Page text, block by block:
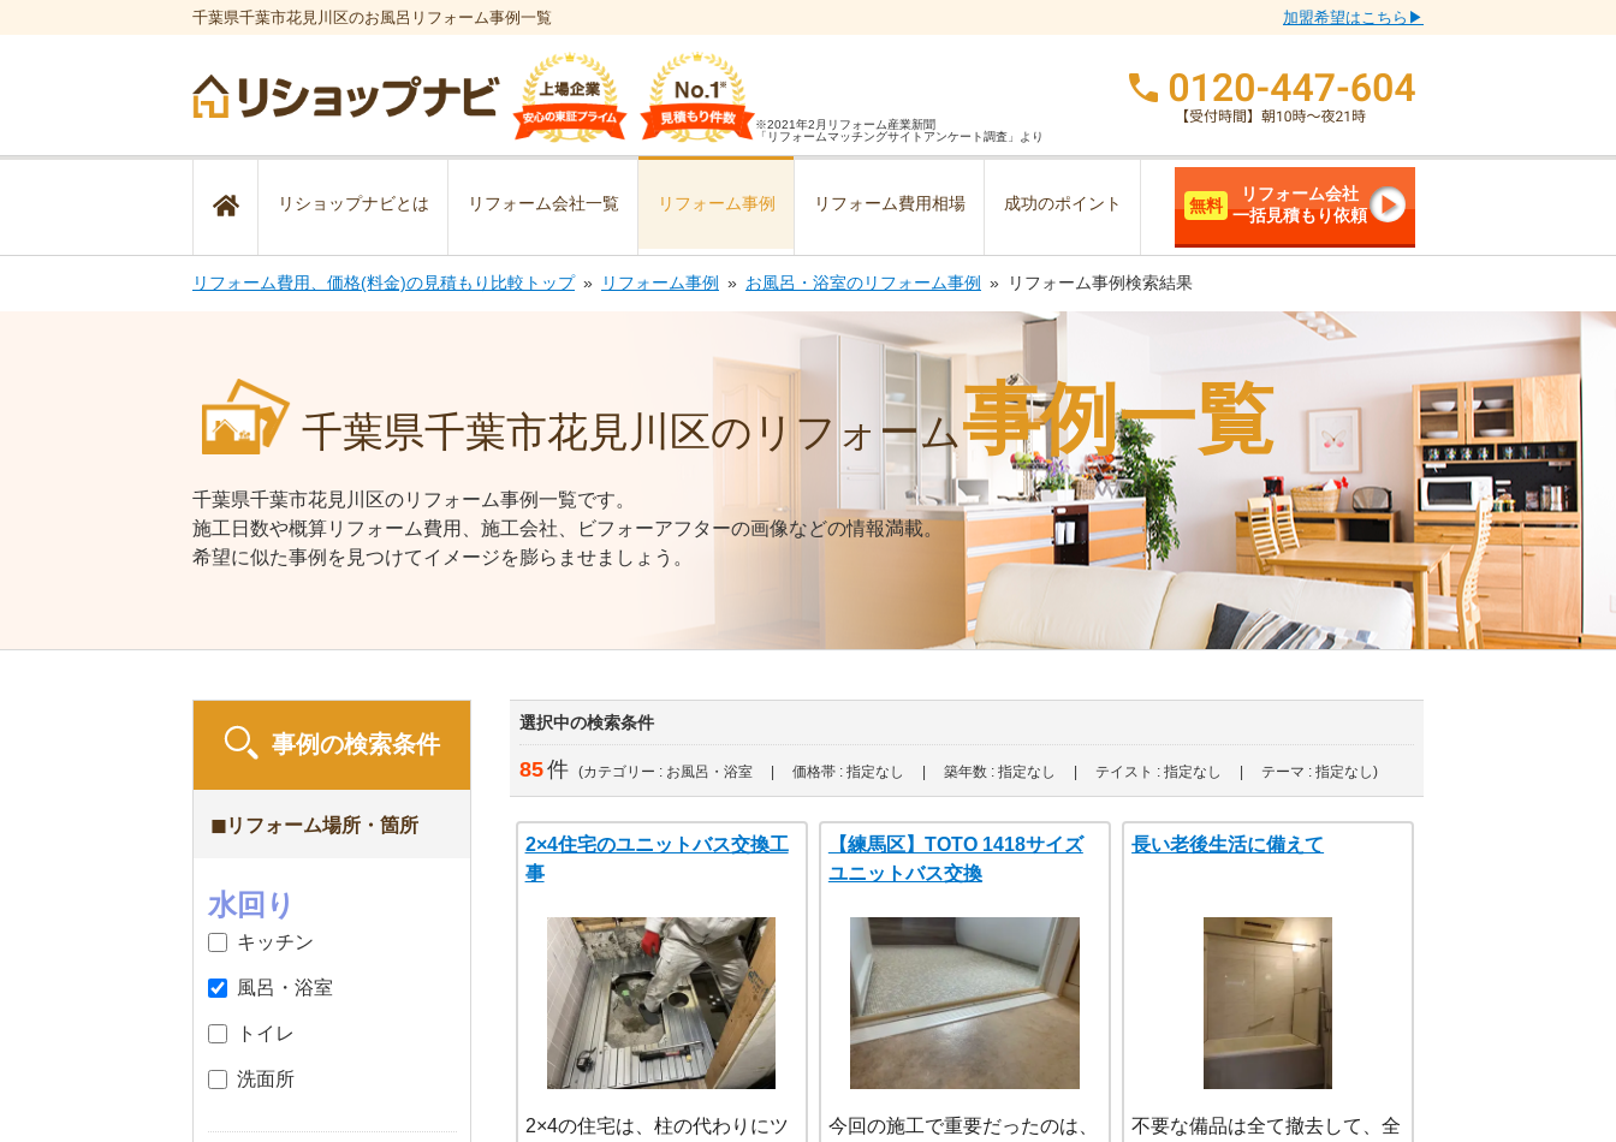
千葉県千葉市花見川区のお風呂リフォーム事例一覧 加盟希望はこちら▶
※2021年2月リフォーム産業新聞
「リフォームマッチングサイトアンケート調査」より
リショップナビとは リフォーム会社一覧 リフォーム事例 リフォーム費用相場 成功のポイント 無料
リフォーム会社
一括見積もり依頼
リフォーム費用、価格(料金)の見積もり比較トップ リフォーム事例 お風呂・浴室のリフォーム事例 リフォーム事例検索結果
千葉県千葉市花見川区のリフォーム事例一覧
千葉県千葉市花見川区のリフォーム事例一覧です。
施工日数や概算リフォーム費用、施工会社、ビフォーアフターの画像などの情報満載。
希望に似た事例を見つけてイメージを膨らませましょう。
事例の検索条件
◼︎リフォーム場所・箇所
水回り
キッチン
風呂・浴室
トイレ
洗面所
選択中の検索条件
85件 (カテゴリー : お風呂・浴室 | 価格帯 : 指定なし | 築年数 : 指定なし | テイスト : 指定なし | テーマ : 指定なし)
2×4住宅のユニットバス交換工
事
2×4の住宅は、柱の代わりにツ
【練馬区】TOTO 1418サイズ
ユニットバス交換
今回の施工で重要だったのは、
長い老後生活に備えて
不要な備品は全て撤去して、全